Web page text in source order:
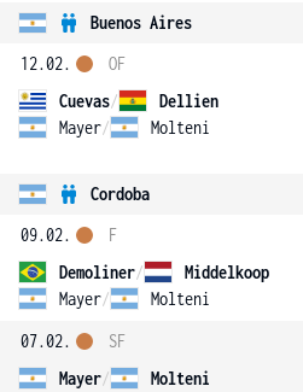
Buenos Aires
12.02.
Cuevas/
Dellien
Mayer/ Molteni
OF
Cordoba
09.02.
Demoliner/
Middelkoop
Mayer/ Molteni
F
07.02.
Mayer/
Molteni
SF